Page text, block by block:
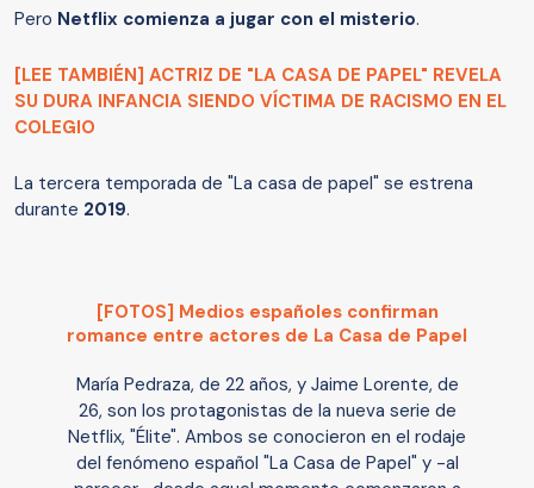
Pero Netflix comienza a jugar con el misterio.
[LEE TAMBIÉN] ACTRIZ DE "LA CASA DE PAPEL" REVELA
SU DURA INFANCIA SIENDO VÍCTIMA DE RACISMO EN EL
COLEGIO
La tercera temporada de "La casa de papel" se estrena
durante 2019.
[FOTOS] Medios españoles confirman
romance entre actores de La Casa de Papel
María Pedraza, de 22 años, y Jaime Lorente, de
26, son los protagonistas de la nueva serie de
Netflix, "Élite". Ambos se conocieron en el rodaje
del fenómeno español "La Casa de Papel" y -al